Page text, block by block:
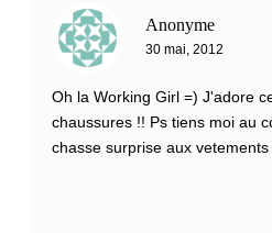
Anonyme
30 mai, 2012
Oh la Working Girl =) J'adore
chaussures !! Ps tiens moi au
chasse surprise aux vetements